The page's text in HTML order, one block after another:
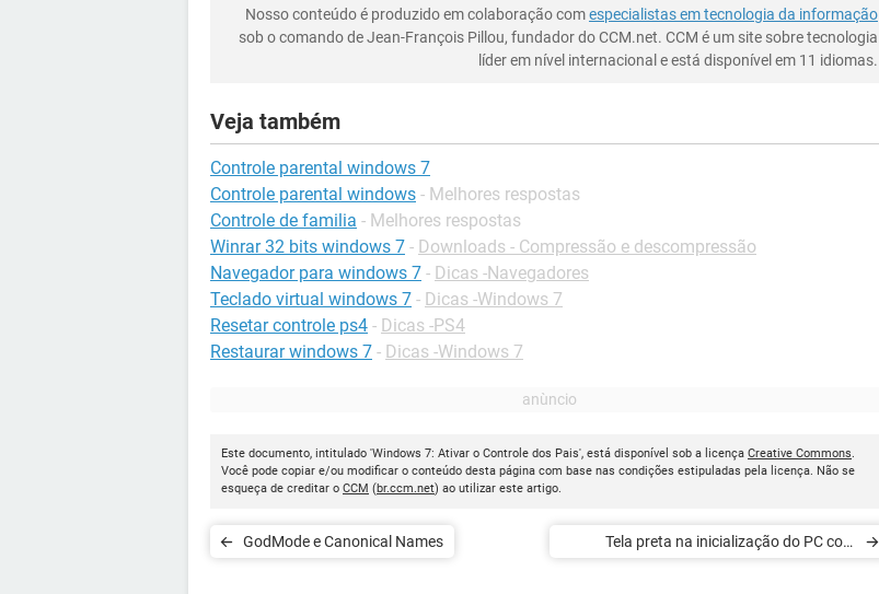
Nosso conteúdo é produzido em colaboração comespecialistas em tecnologia da informação
sob o comando de Jean-François Pillou, fundador do CCM.net. CCM é um site sobre tecnologia
líder em nível internacional e está disponível em 11 idiomas.
Veja também
Controle parental windows 7
Controle parental windows - Melhores respostas
Controle de familia - Melhores respostas
Winrar 32 bits windows 7 - Downloads - Compressão e descompressão
Navegador para windows 7 - Dicas -Navegadores
Teclado virtual windows 7 - Dicas -Windows 7
Resetar controle ps4 - Dicas -PS4
Restaurar windows 7 - Dicas -Windows 7
Este documento, intitulado 'Windows 7: Ativar o Controle dos Pais', está disponível sob a licença Creative Commons.
Você pode copiar e/ou modificar o conteúdo desta página com base nas condições estipuladas pela licença. Não se
esqueça de creditar o CCM (br.ccm.net) ao utilizar este artigo.
GodMode e Canonical Names
Tela preta na inicialização do PC com